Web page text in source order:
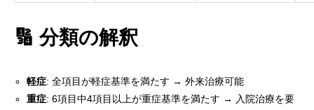
🔢 分類の解釈
軽症: 全項目が軽症基準を満たす → 外来治療可能
重症: 6項目中4項目以上が重症基準を満たす → 入院治療を要